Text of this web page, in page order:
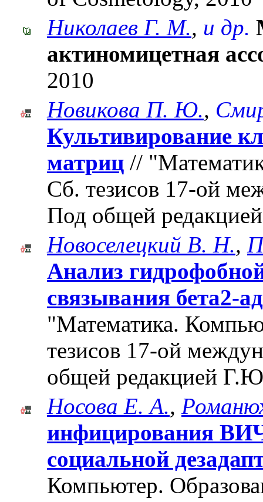
Николаев Г. М., и др.
актиномицетная
2010
Новикова П. Ю.,
Культивирование
матриц //
Cб. тезисов 17-ой
Под общей
Новоселецкий В. Н.,
Анализ
связывания бета2-
"Математика.
тезисов 17-ой
общей редакцией
Носова Е. А.,
инфицирования
социальной
Компьютер.